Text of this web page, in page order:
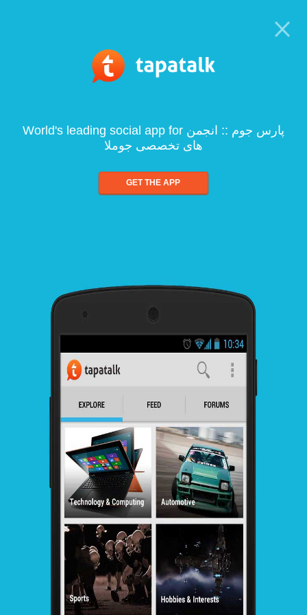
World's leading social app for پارس جوم :: انجمن
های تخصصی جوملا
GET THE APP